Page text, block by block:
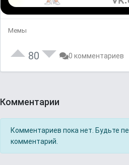
Мемы
80 0 комментариев
Комментарии
Комментариев пока нет. Будьте
комментарий.